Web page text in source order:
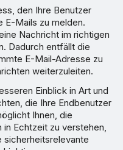
den Ihre Benutzer
E-Mails zu melden.
Nachricht im richtigen
Dadurch entfällt die
E-Mail-Adresse zu
weiterzuleiten.
Einblick in Art und
die Ihre Endbenutzer
Ihnen, die
in Echtzeit zu verstehen,
sicherheitsrelevante